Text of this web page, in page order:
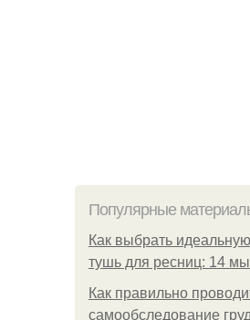
Популярные
Как выбрать
тушь для ресниц: 14
Как правильно
самообследование